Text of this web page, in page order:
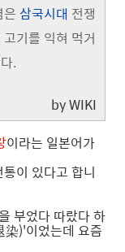
삼국시대 전쟁
기를 익혀 먹거
.
by WIKI
이라는 일본어가
이 있다고 합니
부었다 따랐다 하
染)'이었는데 요즘